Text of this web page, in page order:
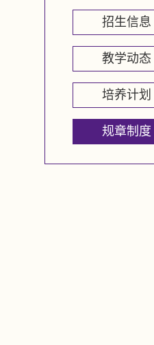
招生信息
教学动态
培养计划
规章制度